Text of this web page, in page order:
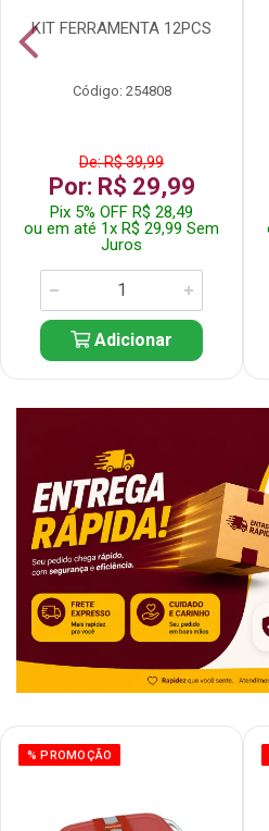
KIT FERRAMENTA 12PCS
Código: 254808
De: R$ 39,99
Por: R$ 29,99
Pix 5% OFF R$ 28,49
ou em até 1x R$ 29,99 Sem
Juros
Adicionar
% PROMOÇÃO